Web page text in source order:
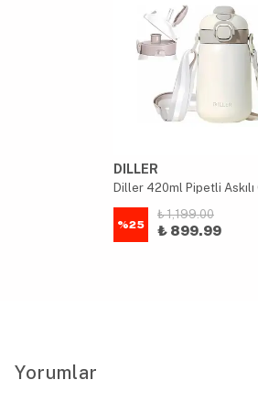
DILLER
%25
₺ 1,199.00
₺ 899.99
Yorumlar